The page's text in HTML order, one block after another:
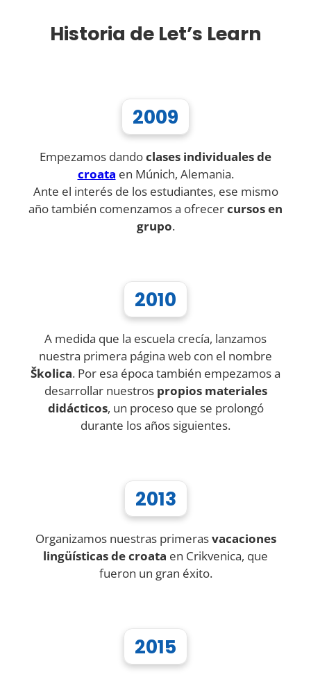
Historia de Let’s Learn
2009
Empezamos dandoclases individuales de
croata en Múnich, Alemania.
Ante el interés de los estudiantes, ese mismo
año también comenzamos a ofrecercursos en
grupo.
2010
A medida que la escuela crecía, lanzamos
nuestra primera página web con el nombre
Školica. Por esa época también empezamos a
desarrollar nuestros propios materiales
didácticos, un proceso que se prolongó
durante los años siguientes.
2013
Organizamos nuestras primerasvacaciones
lingüísticas de croata en Crikvenica, que
fueron un gran éxito.
2015